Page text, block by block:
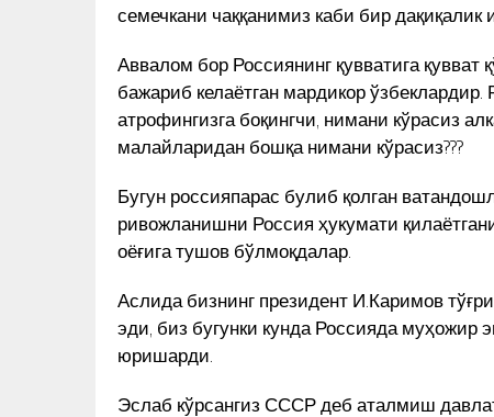
семечкани чаққанимиз каби бир дақиқалик
Аввалом бор Россиянинг қувватига
бажариб келаётган мардикор
атрофингизга боқингчи, нимани кўрасиз
малайларидан бошқа нимани кўрасиз???
Бугун россияпарас булиб қолган
ривожланишни Россия ҳукумати
оёғига тушов бўлмоқдалар.
Аслида бизнинг президент И.Каримов
эди, биз бугунки кунда Россияда
юришарди.
Эслаб кўрсангиз СССР деб аталмиш
КУН ЯНГИЛИКЛАРИ
РАССОМ ОХУНОВ ТОШКЕНТ
ЯCАГАН ҲАЙКАЛНИ
ТАКЛИФ ҚИЛДИ